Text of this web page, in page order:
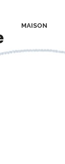
MAISON